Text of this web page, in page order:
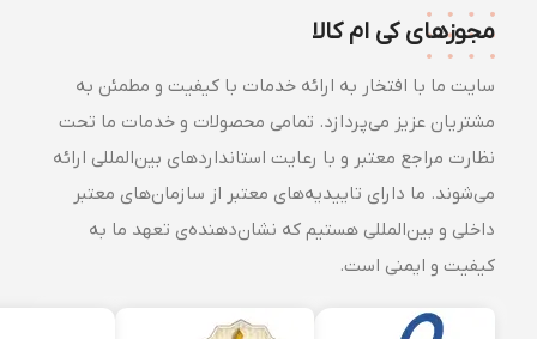
مجوزهای کی ام کالا
سایت ما با افتخار به ارائه خدمات با کیفیت و مطمئن به
مشتریان عزیز می‌پردازد. تمامی محصولات و خدمات ما تحت
نظارت مراجع معتبر و با رعایت استانداردهای بین‌المللی ارائه
می‌شوند. ما دارای تاییدیه‌های معتبر از سازمان‌های معتبر
داخلی و بین‌المللی هستیم که نشان‌دهنده‌ی تعهد ما به
کیفیت و ایمنی است.